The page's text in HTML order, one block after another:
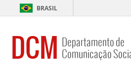
BRASIL
DCM Departamento de
Comunicação